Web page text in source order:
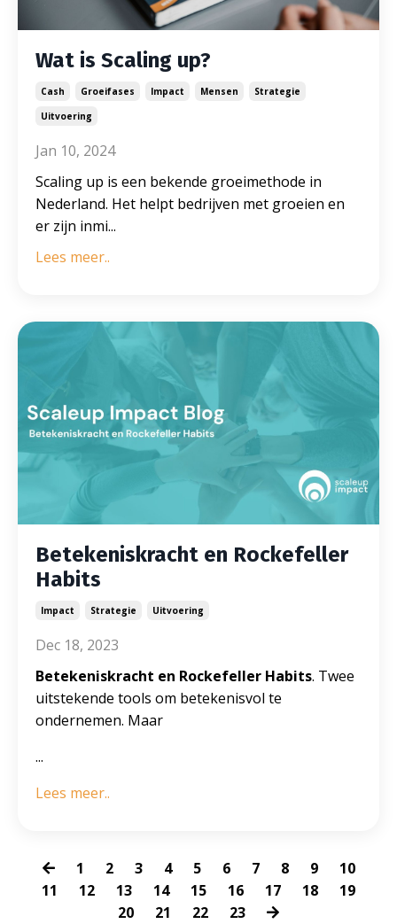
Wat is Scaling up?
Cash Groeifases Impact Mensen
Strategie
Uitvoering
Jan 10, 2024
Scaling up is een bekende groeimethode in
Nederland. Het helpt bedrijven met groeien en
er zijn inmi...
Lees meer..
Betekeniskracht en Rockefeller
Habits
Impact Strategie Uitvoering
Dec 18, 2023
Betekeniskracht en Rockefeller Habits. Twee
uitstekende tools om betekenisvol te
ondernemen. Maar
...
Lees meer..
1 2 3 4 5 6 7 8 9
10
11
12 13 14 15 16 17 18
19
20
21 22 23